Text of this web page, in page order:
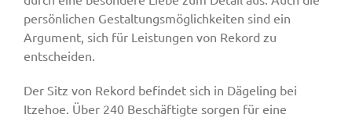
persönlichen Gestaltungsmöglichkeiten sind ein
Argument, sich für Leistungen von Rekord zu
entscheiden.
Der Sitz von Rekord befindet sich in Dägeling bei
Itzehoe. Über 240 Beschäftigte sorgen für eine